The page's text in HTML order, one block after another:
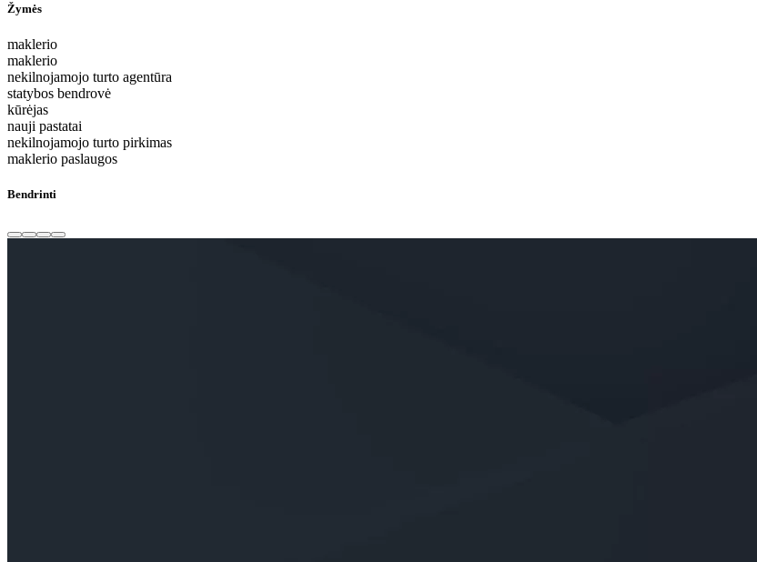
Žymės
maklerio
maklerio
nekilnojamojo turto agentūra
statybos bendrovė
kūrėjas
nauji pastatai
nekilnojamojo turto pirkimas
maklerio paslaugos
Bendrinti